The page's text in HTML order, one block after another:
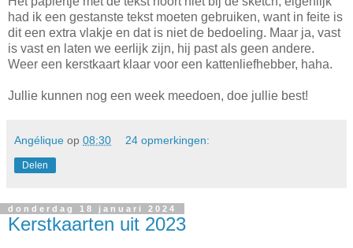
had ik een gestanste tekst moeten gebruiken, want in feite is
dit een extra vlakje en dat is niet de bedoeling. Maar ja, vast
is vast en laten we eerlijk zijn, hij past als geen andere.
Weer een kerstkaart klaar voor een kattenliefhebber, haha.
Jullie kunnen nog een week meedoen, doe jullie best!
Angélique op 08:30 24 opmerkingen:
Delen
donderdag 18 januari 2024
Kerstkaarten uit 2023